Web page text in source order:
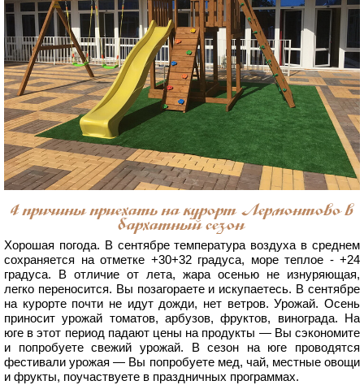
4 причины приехать на курорт Лермонтово в
бархатный сезон
Хорошая погода. В сентябре температура воздуха в среднем
сохраняется на отметке +30+32 градуса, море теплое - +24
градуса. В отличие от лета, жара осенью не изнуряющая,
легко переносится. Вы позагораете и искупаетесь. В сентябре
на курорте почти не идут дожди, нет ветров. Урожай. Осень
приносит урожай томатов, арбузов, фруктов, винограда. На
юге в этот период падают цены на продукты — Вы сэкономите
и попробуете свежий урожай. В сезон на юге проводятся
фестивали урожая — Вы попробуете мед, чай, местные овощи
и фрукты, поучаствуете в праздничных программах.